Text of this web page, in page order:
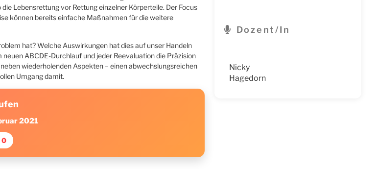
Lebensrettung vor Rettung einzelner Körperteile. Der Focus
können bereits einfache Maßnahmen für die weitere
hat? Welche Auswirkungen hat dies auf unser Handeln
ABCDE-Durchlauf und jeder Reevaluation die Präzision
wiederholenden Aspekten – einen abwechslungsreichen
Umgang damit.
2021
0
Dozent/in
Nicky
Hagedorn